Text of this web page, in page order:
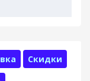
Скидки